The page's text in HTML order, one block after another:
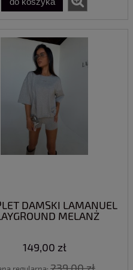
DAMSKI LAMANUEL
MELANŻ
149,00 zł